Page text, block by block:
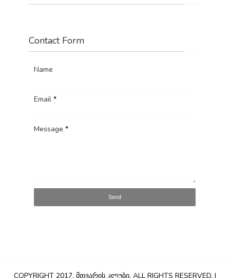
Contact Form
Name
Email*
Message*
COPYRIGHT 2017, ᲛᲗᲕᲐᲠᲘᲡ ᲙᲚᲣᲑᲘ. ALL RIGHTS RESERVED. |